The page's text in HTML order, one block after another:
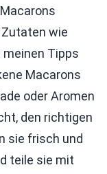
wie
Tipps
Macarons
oder Aromen
den richtigen
sie frisch und
teile sie mit